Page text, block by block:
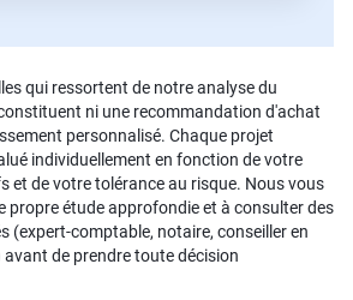
qui ressortent de notre analyse du
ni une recommandation d'achat
personnalisé. Chaque projet
individuellement en fonction de votre
et de votre tolérance au risque. Nous vous
propre étude approfondie et à consulter des
(expert-comptable, notaire, conseiller en
de prendre toute décision